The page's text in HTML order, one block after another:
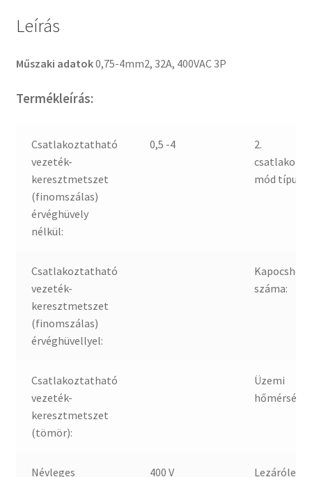
Leírás
Műszaki adatok0,75-4mm2, 32A, 400VAC 3P
Termékleírás:
Csatlakoztatható
vezeték-
keresztmetszet
(finomszálas)
érvéghüvely
nélkül:
0,5 -4
2.
mód típusa:
Csatlakoztatható
vezeték-
keresztmetszet
(finomszálas)
érvéghüvellyel:
száma:
Csatlakoztatható
vezeték-
keresztmetszet
(tömör):
Üzemi
Névleges 400 V